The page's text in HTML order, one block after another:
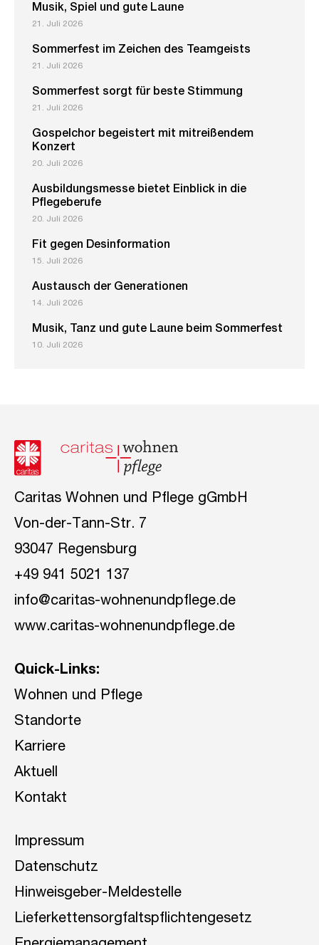
Musik, Spiel und gute Laune
21. Juli 2026
Sommerfest im Zeichen des Teamgeists
21. Juli 2026
Sommerfest sorgt für beste Stimmung
21. Juli 2026
Gospelchor begeistert mit mitreißendem
Konzert
20. Juli 2026
Ausbildungsmesse bietet Einblick in die
Pflegeberufe
20. Juli 2026
Fit gegen Desinformation
15. Juli 2026
Austausch der Generationen
14. Juli 2026
Musik, Tanz und gute Laune beim Sommerfest
10. Juli 2026
Caritas Wohnen und Pflege gGmbH
Von-der-Tann-Str. 7
93047 Regensburg
+49 941 5021 137
info@caritas-wohnenundpflege.de
www.caritas-wohnenundpflege.de
Quick-Links:
Wohnen und Pflege
Standorte
Karriere
Aktuell
Kontakt
Impressum
Datenschutz
Hinweisgeber-Meldestelle
Lieferkettensorgfaltspflichtengesetz